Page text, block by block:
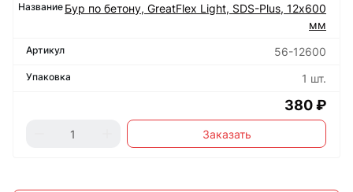
Бур по бетону, GreatFlex Light, SDS-Plus, 12х600
мм
56-12600
1 шт.
380 ₽
Заказать